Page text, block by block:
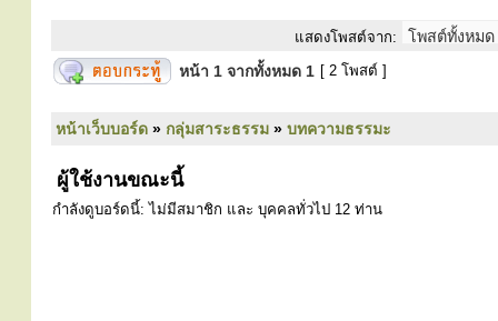
แสดงโพสต์จาก:
หน้า 1 จากทั้งหมด 1 [ 2 โพสต์ ]
หน้าเว็บบอร์ด » กลุ่มสาระธรรม » บทความธรรมะ
ผู้ใช้งานขณะนี้
กำลังดูบอร์ดนี้: ไม่มีสมาชิก และ บุคคลทั่วไป 12 ท่าน